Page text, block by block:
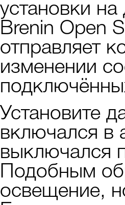
установки
Brenin Open
отправляет
изменении
Установите
включался в
выключался
Подобным
освещение,